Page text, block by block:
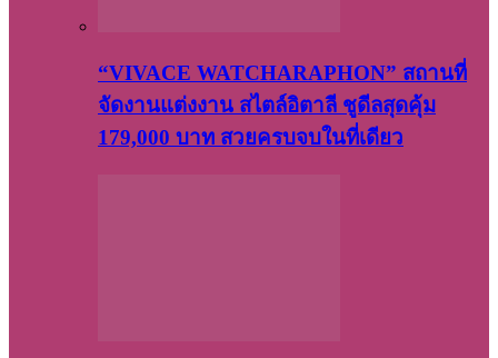
“VIVACE WATCHARAPHON” สถานที่
จัดงานแต่งงาน สไตล์อิตาลี ชูดีลสุดคุ้ม
179,000 บาท สวยครบจบในที่เดียว